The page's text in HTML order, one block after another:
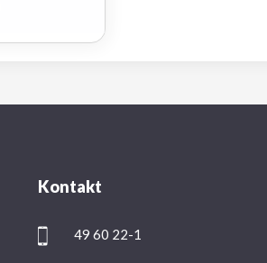
Kontakt
49 60 22-1